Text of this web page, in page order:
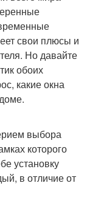
свои плюсы и
Но давайте
обоих
какие окна
выбора
которого
установку
в отличие от